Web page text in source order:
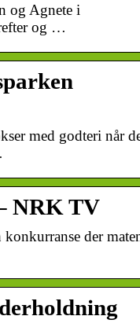
og Agnete i
og …
med godteri når
NRK TV
der